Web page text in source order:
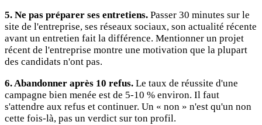
5. Ne pas préparer ses entretiens. Passer 30 minutes sur le
site de l'entreprise, ses réseaux sociaux, son actualité récente
avant un entretien fait la différence. Mentionner un projet
récent de l'entreprise montre une motivation que la plupart
des candidats n'ont pas.
6. Abandonner après 10 refus. Le taux de réussite d'une
campagne bien menée est de 5-10 % environ. Il faut
s'attendre aux refus et continuer. Un « non » n'est qu'un non
cette fois-là, pas un verdict sur ton profil.